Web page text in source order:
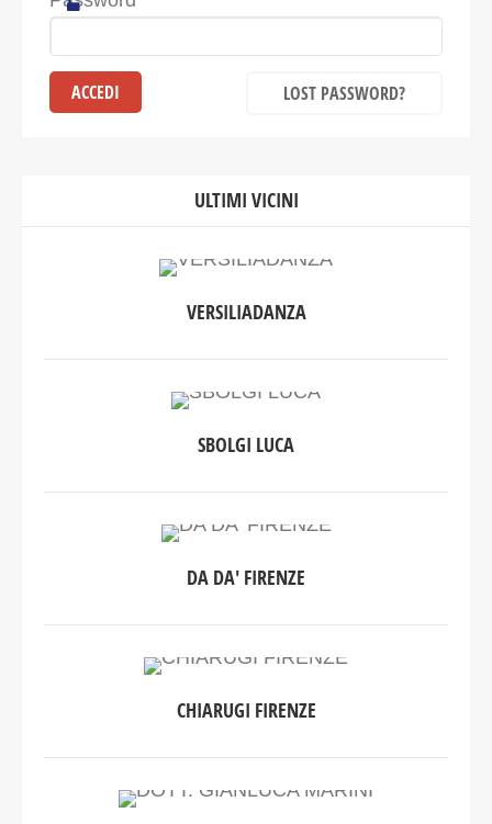
LOST PASSWORD?
ULTIMI VICINI
VERSILIADANZA
SBOLGI LUCA
DA DA' FIRENZE
CHIARUGI FIRENZE